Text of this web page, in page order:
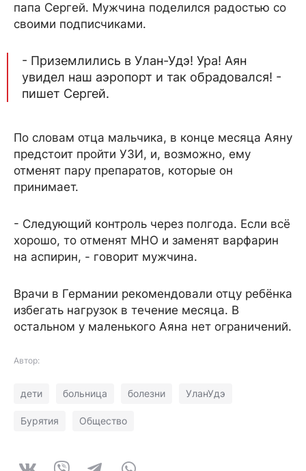
папа Сергей. Мужчина поделился радостью со
своими подписчиками.
- Приземлились в Улан-Удэ! Ура! Аян
увидел наш аэропорт и так обрадовался! -
пишет Сергей.
По словам отца мальчика, в конце месяца Аяну
предстоит пройти УЗИ, и, возможно, ему
отменят пару препаратов, которые он
принимает.
- Следующий контроль через полгода. Если всё
хорошо, то отменят МНО и заменят варфарин
на аспирин, - говорит мужчина.
Врачи в Германии рекомендовали отцу ребёнка
избегать нагрузок в течение месяца. В
остальном у маленького Аяна нет ограничений.
Автор:
дети больница болезни УланУдэ
Бурятия Общество